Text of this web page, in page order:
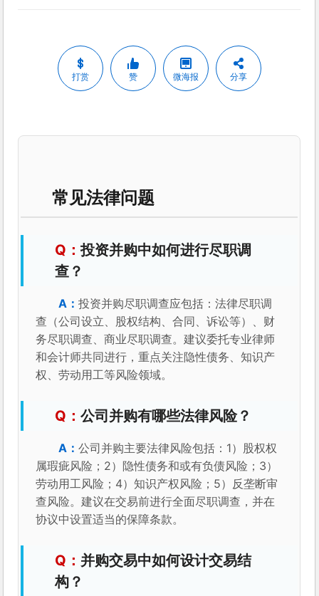
打赏 赞 微海报 分享
常见法律问题
投资并购中如何进行尽职调
查？
投资并购尽职调查应包括：法律尽职调
查（公司设立、股权结构、合同、诉讼等）、财
务尽职调查、商业尽职调查。建议委托专业律师
和会计师共同进行，重点关注隐性债务、知识产
权、劳动用工等风险领域。
公司并购有哪些法律风险？
公司并购主要法律风险包括：1）股权权
属瑕疵风险；2）隐性债务和或有负债风险；3）
劳动用工风险；4）知识产权风险；5）反垄断审
查风险。建议在交易前进行全面尽职调查，并在
协议中设置适当的保障条款。
并购交易中如何设计交易结
构？